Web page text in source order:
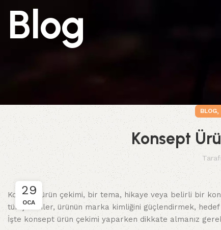
Blog
BLOG,
Konsept
29
OCA
Konsept ürün çekimi, bir tema, hikaye veya belirli bir
tür çekimler, ürünün marka kimliğini güçlendirmek,
İşte konsept ürün çekimi yaparken dikkate almanız